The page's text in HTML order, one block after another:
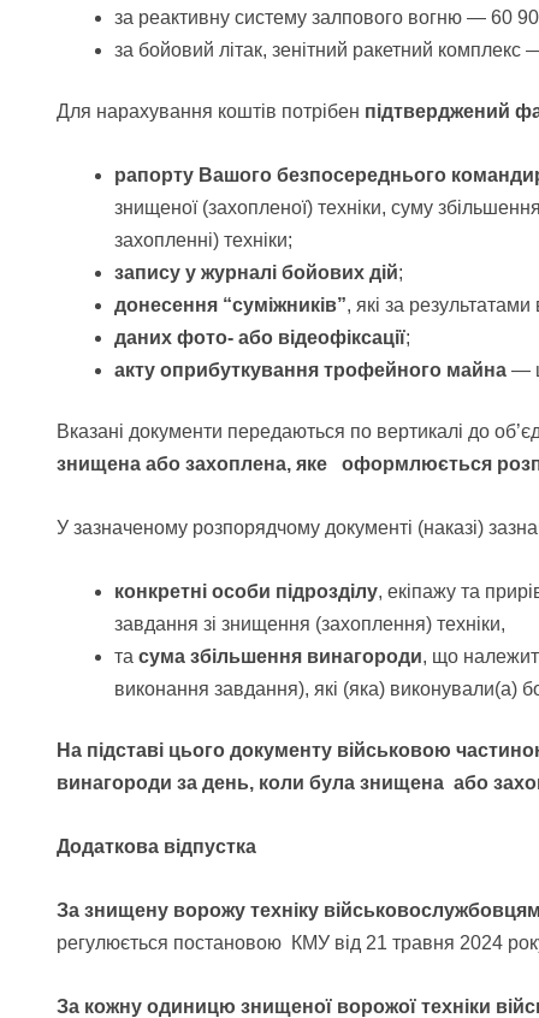
за реактивну систему залпового вогню — 60
за бойовий літак, зенітний ракетний
Для нарахування коштів потрібен підтверджений
рапорту Вашого безпосереднього
знищеної (захопленої) техніки, суму
захопленні) техніки;
запису у журналі бойових дій;
донесення “суміжників”, які за
даних фото- або відеофіксації;
акту оприбуткування трофейного майна —
Вказані документи передаються по вертикалі до
знищена або захоплена, яке оформлюється
У зазначеному розпорядчому документі (наказі)
конкретні особи підрозділу, екіпажу та
завдання зі знищення (захоплення) техніки,
та сума збільшення винагороди, що
виконання завдання), які (яка) виконували(а)
На підставі цього документу військовою
винагороди за день, коли була знищена або
Додаткова відпустка
За знищену ворожу техніку
регулюється постановою КМУ від 21 травня 2024
За кожну одиницю знищеної ворожої техніки